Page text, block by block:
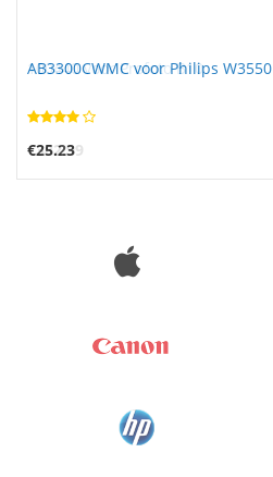
AB3300CWMC voor Philips W3550
€25.23